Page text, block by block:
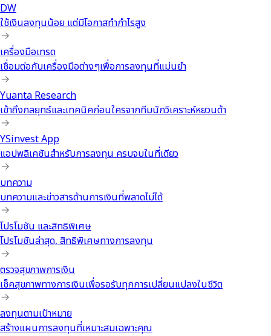
DW
ใช้เงินลงทุนน้อย แต่มีโอกาสทำกำไรสูง
เครื่องมือเทรด
เชื่อมต่อกับเครื่องมือต่างๆเพื่อการลงทุนที่แม่นยำ
Yuanta Research
เข้าถึงกลยุทธ์และเทคนิคก่อนใครจากทีมนักวิเคราะห์หยวนต้า
YSinvest App
แอปพลิเคชันสำหรับการลงทุน ครบจบในที่เดียว
บทความ
บทความและข่าวสารด้านการเงินที่พลาดไม่ได้
โปรโมชัน และสิทธิพิเศษ
โปรโมชันล่าสุด, สิทธิพิเศษทางการลงทุน
ตรวจสุขภาพการเงิน
เช็คสุขภาพทางการเงินเพื่อรอรับทุกการเปลี่ยนแปลงในชีวิต
ลงทุนตามเป้าหมาย
สร้างแผนการลงทุนที่เหมาะสมเฉพาะคุณ